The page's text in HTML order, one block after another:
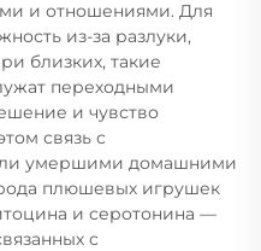
и отношениями. Для
из-за разлуки,
близких, такие
переходными
и чувство
связь с
умершими домашними
плюшевых игрушек
и серотонина —
с